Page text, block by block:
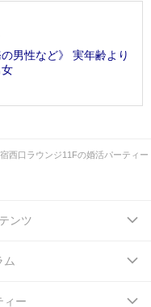
の男性など》 実年齢より
西口ラウンジ11Fの婚活パーティー
ンツ
ム
ィー